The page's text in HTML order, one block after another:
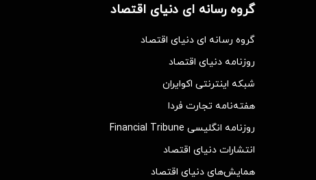
گروه رسانه ای دنیای اقتصاد
گروه رسانه ای دنیای اقتصاد
روزنامه دنیای اقتصاد
شبکه اینترنتی اکوایران
هفته‌نامه تجارت فردا
روزنامه انگلیسی Financial Tribune
انتشارات دنیای اقتصاد
همایش‌های دنیای اقتصاد